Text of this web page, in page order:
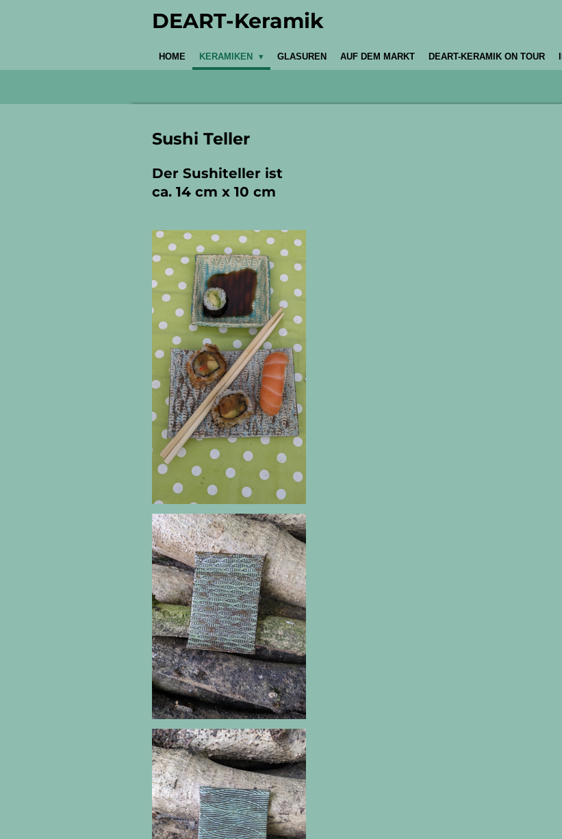
DEART-Keramik
HOME KERAMIKEN GLASUREN AUF DEM MARKT DEART-KERAMIK ON TOUR
Sushi Teller
Der Sushiteller ist
ca. 14 cm x 10 cm